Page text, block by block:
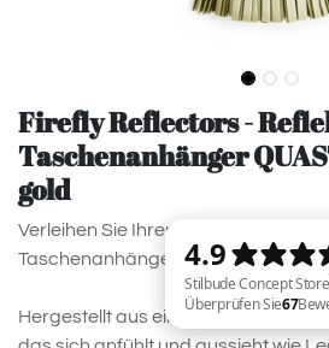
Firefly Reflectors -
Taschenanhänger
gold
Verleihen Sie Ihrer Lieblingstasche
Taschenanhänger mit Quasten eine
Hergestellt aus einem weichen,